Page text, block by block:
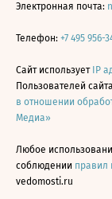
Электронная почта:
Телефон: +7 495 956-
Сайт использует IP
Пользователей
в отношении
Медиа»
Любое
соблюдении правил
vedomosti.ru